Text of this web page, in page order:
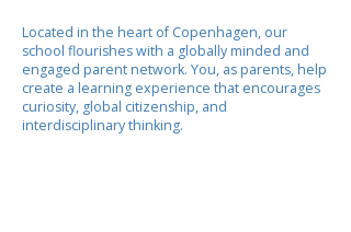
Located in the heart of Copenhagen, our
school flourishes with a globally minded and
engaged parent network. You, as parents, help
create a learning experience that encourages
curiosity, global citizenship, and
interdisciplinary thinking.